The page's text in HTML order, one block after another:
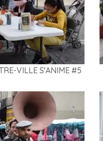
VILLE S'ANIME #5